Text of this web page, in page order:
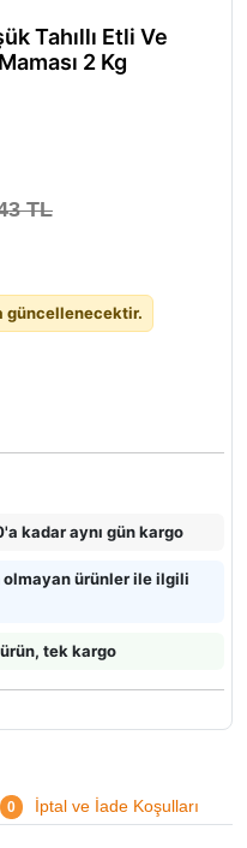
Tahıllı Etli Ve
2 Kg
TL
güncellenecektir.
kadar aynı gün kargo
olmayan ürünler ile ilgili
tek kargo
0 İptal ve İade Koşulları